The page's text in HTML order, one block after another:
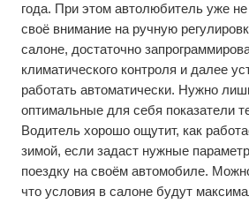
года. При этом автолюбитель уже
своё внимание на ручную
салоне, достаточно
климатического контроля и далее
работать автоматически. Нужно
оптимальные для себя показатели
Водитель хорошо ощутит, как
зимой, если задаст нужные
поездку на своём автомобиле.
что условия в салоне будут